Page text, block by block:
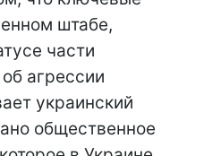
штабе,
части
агрессии
украинский
общественное